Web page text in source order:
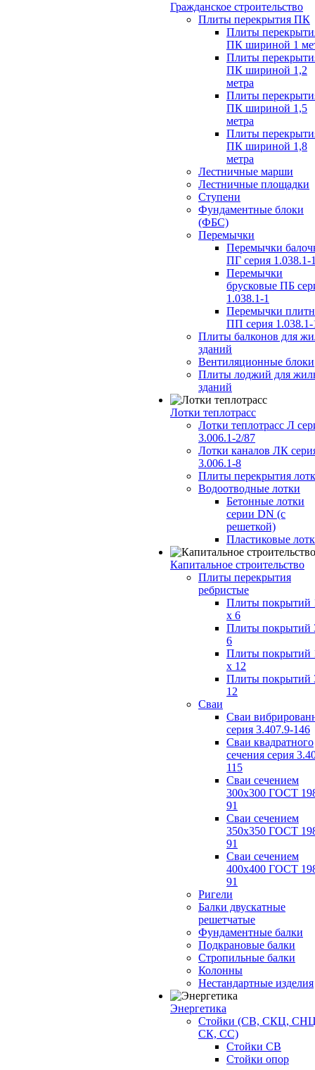
Гражданское строительство
Плиты перекрытия ПК
Плиты
ПК шириной 1
Плиты
ПК шириной 1,2
метра
Плиты
ПК шириной 1,5
метра
Плиты
ПК шириной 1,8
метра
Лестничные марши
Лестничные площадки
Ступени
Фундаментные блоки
(ФБС)
Перемычки
Перемычки
ПГ серия 1.038.1-
Перемычки
брусковые ПБ
1.038.1-1
Перемычки
ПП серия 1.038.1-
Плиты балконов для
зданий
Вентиляционные блоки
Плиты лоджий для
зданий
Лотки теплотрасс
Лотки теплотрасс Л
3.006.1-2/87
Лотки каналов ЛК
3.006.1-8
Плиты перекрытия
Водоотводные лотки
Бетонные лотки
серии DN (с
решеткой)
Пластиковые
Капитальное строительство
Плиты перекрытия
ребристые
Плиты покрытий
x 6
Плиты покрытий
6
Плиты покрытий
x 12
Плиты покрытий
12
Сваи
Сваи
серия 3.407.9-146
Сваи квадратного
сечения серия
115
Сваи сечением
300х300 ГОСТ
91
Сваи сечением
350х350 ГОСТ
91
Сваи сечением
400х400 ГОСТ
91
Ригели
Балки двускатные
решетчатые
Фундаментные балки
Подкрановые балки
Стропильные балки
Колонны
Нестандартные изделия
Энергетика
Стойки (СВ, СКЦ,
СК, СС)
Стойки СВ
Стойки опор